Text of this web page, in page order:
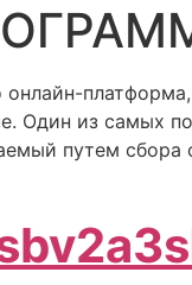
Один из самых
путем